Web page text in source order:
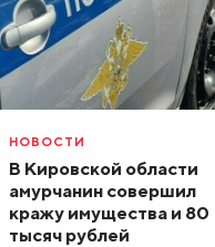
НОВОСТИ
В Кировской области
амурчанин совершил
кражу имущества и 80
тысяч рублей